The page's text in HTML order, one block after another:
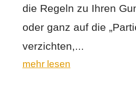
die Regeln zu Ihren
oder ganz auf die
verzichten,...
mehr lesen